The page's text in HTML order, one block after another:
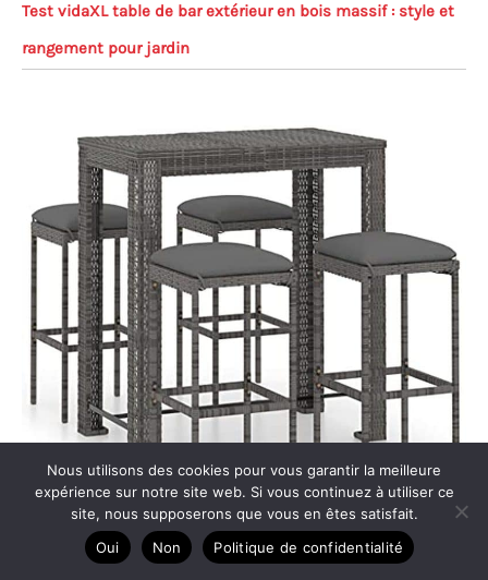
Test vidaXL table de bar extérieur en bois massif : style et
rangement pour jardin
Test de l’ensemble bar vidaXL : mobilier de jardin résine
Nous utilisons des cookies pour vous garantir la meilleure
expérience sur notre site web. Si vous continuez à utiliser ce
site, nous supposerons que vous en êtes satisfait.
Oui
Non Politique de confidentialité